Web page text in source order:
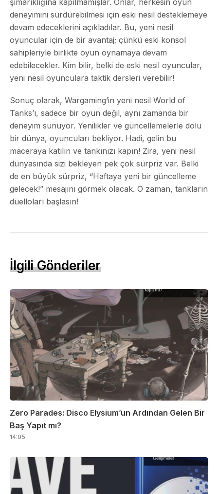
deneyimini sürdürebilmesi için eski nesil desteklemeye
devam edeceklerini açıkladılar. Bu, yeni nesil
oyuncular için de bir avantaj; çünkü eski konsol
sahipleriyle birlikte oyun oynamaya devam
edebilecekler. Kim bilir, belki de eski nesil oyuncular,
yeni nesil oyunculara taktik dersleri verebilir!
Sonuç olarak, Wargaming’in yeni nesil World of
Tanks’ı, sadece bir oyun değil, aynı zamanda bir
deneyim sunuyor. Yenilikler ve güncellemelerle dolu
bir dünya, oyuncuları bekliyor. Hadi, gelin bu
maceraya katılın ve tankınızı kapın! Zira, yeni nesil
dünyasında sizi bekleyen pek çok sürpriz var. Belki
de en büyük sürpriz, “Haftaya yeni bir güncelleme
gelecek!” mesajını görmek olacak. O zaman, tankların
düelloları başlasın!
İlgili Gönderiler
Zero Parades: Disco Elysium’un Ardından Gelen Bir
Baş Yapıt mı?
14:05